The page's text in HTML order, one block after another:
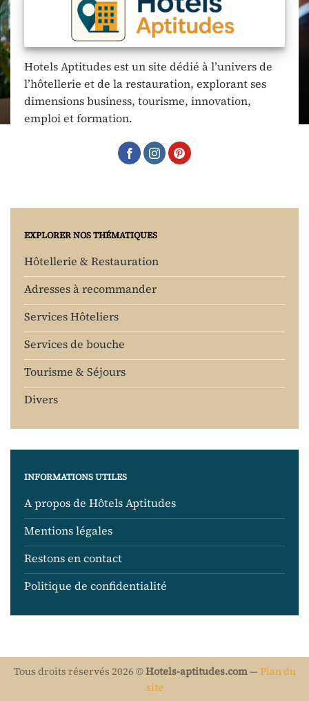
Hotels Aptitudes est un site dédié à l’univers de
l’hôtellerie et de la restauration, explorant ses
dimensions business, tourisme, innovation,
emploi et formation.
EXPLORER NOS THÉMATIQUES
Hôtellerie & Restauration
Adresses à recommander
Services Hôteliers
Services de bouche
Tourisme & Séjours
Divers
INFORMATIONS UTILES
A propos de Hôtels Aptitudes
Mentions légales
Restons en contact
Politique de confidentialité
Tous droits réservés 2026 ©Hotels-aptitudes.com— Plan du
site